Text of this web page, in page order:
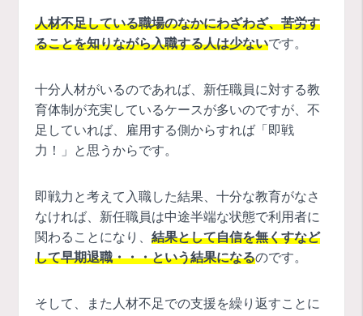
人材不足している職場のなかにわざわざ、苦労す
ることを知りながら入職する人は少ないです。
十分人材がいるのであれば、新任職員に対する教
育体制が充実しているケースが多いのですが、不
足していれば、雇用する側からすれば「即戦
力！」と思うからです。
即戦力と考えて入職した結果、十分な教育がなさ
なければ、新任職員は中途半端な状態で利用者に
関わることになり、 結果として自信を無くすなど
して早期退職・・・という結果になるのです。
そして、また人材不足での支援を繰り返すことに